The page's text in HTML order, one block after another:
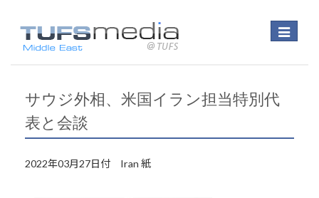
Toggle
サウジ外相、米国イラン担当特別代
表と会談
2022年03月27日付 Iran 紙